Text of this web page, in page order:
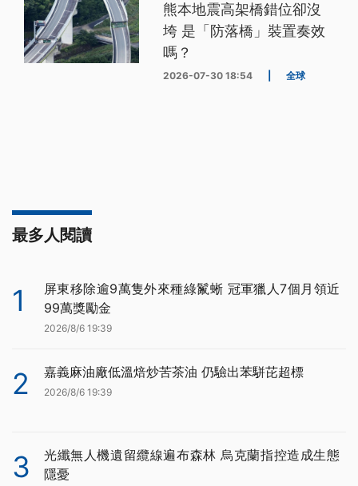
熊本地震高架橋錯位卻沒
垮 是「防落橋」裝置奏效
嗎？
2026-07-30 18:54 全球
最多人閱讀
1
屏東移除逾9萬隻外來種綠鬣蜥 冠軍獵人7個月領近
99萬獎勵金
2026/8/6 19:39
2 嘉義麻油廠低溫焙炒苦茶油 仍驗出苯駢芘超標
2026/8/6 19:39
3
光纖無人機遺留纜線遍布森林 烏克蘭指控造成生態
隱憂